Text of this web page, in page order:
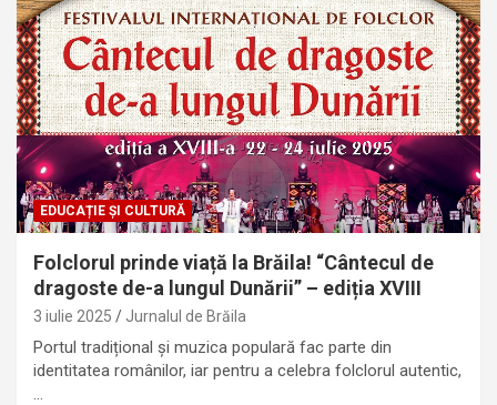
EDUCAȚIE ȘI CULTURĂ
Folclorul prinde viață la Brăila! “Cântecul de
dragoste de-a lungul Dunării” – ediția XVIII
3 iulie 2025 Jurnalul de Brăila
Portul tradițional și muzica populară fac parte din
identitatea românilor, iar pentru a celebra folclorul autentic,
…